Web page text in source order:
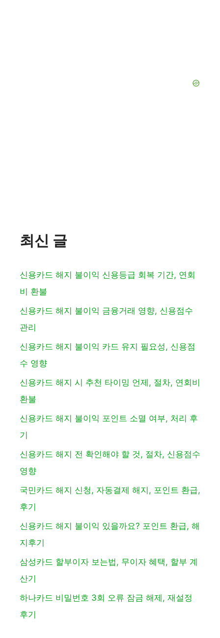
최신 글
신용카드 해지 불이익 신용등급 회복 기간, 연회
비 환불
신용카드 해지 불이익 금융거래 영향, 신용점수
관리
신용카드 해지 불이익 카드 유지 필요성, 신용점
수 영향
신용카드 해지 시 추천 타이밍 언제, 절차, 연회비
환불
신용카드 해지 불이익 포인트 소멸 여부, 처리 후
기
신용카드 해지 전 확인해야 할 것, 절차, 신용점수
영향
국민카드 해지 신청, 자동결제 해지, 포인트 환급,
후기
신용카드 해지 불이익 있을까요? 포인트 환급, 해
지후기
삼성카드 할부이자 보는법, 무이자 혜택, 할부 계
산기
하나카드 비밀번호 3회 오류 잠금 해제, 재설정
후기